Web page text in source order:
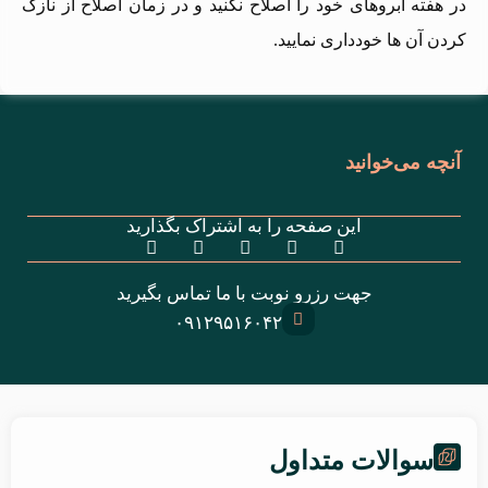
آنچه می‌خوانید
این صفحه را به اشتراک بگذارید
جهت رزرو نوبت با ما تماس بگیرید
۰۹۱۲۹۵۱۶۰۴۲
در هفته ابروهای خود را اصلاح نکنید و در زمان اصلاح از نازک
کردن آن ها خودداری نمایید.
سوالات متداول